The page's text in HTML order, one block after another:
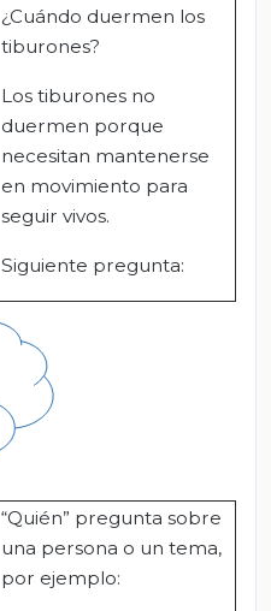
¿Cuándo duermen los
tiburones?
Los tiburones no
duermen porque
necesitan mantenerse
en movimiento para
seguir vivos.
Siguiente pregunta:
“Quién” pregunta sobre
una persona o un tema,
por ejemplo: